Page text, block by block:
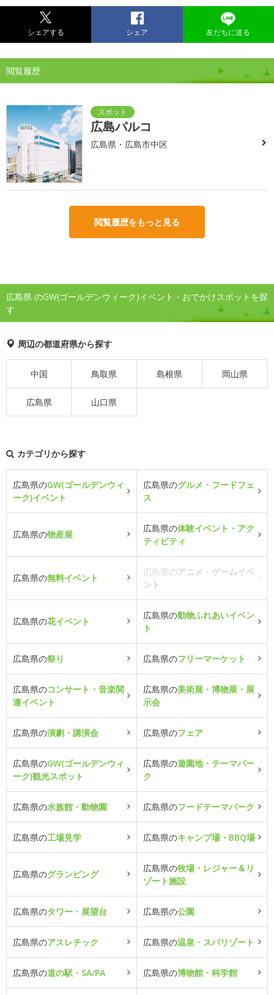
シェアする シェア 友だちに送る
閲覧履歴
広島パルコ
広島県・広島市中区
閲覧履歴をもっと見る
広島県 のGW(ゴールデンウィーク)イベント・おでかけスポットを探
す
周辺の都道府県から探す
中国 鳥取県 島根県 岡山県
広島県 山口県
カテゴリから探す
広島県のGW(ゴールデンウィ
ーク)イベント
広島県のグルメ・フードフェ
ス
広島県の物産展
広島県の体験イベント・アク
ティビティ
広島県の無料イベント
広島県のアニメ・ゲームイベ
ント
広島県の花イベント
広島県の動物ふれあいイベン
ト
広島県の祭り 広島県のフリーマーケット
広島県のコンサート・音楽関
連イベント
広島県の美術展・博物展・展
示会
広島県の演劇・講演会 広島県のフェア
広島県のGW(ゴールデンウィ
ーク)観光スポット
広島県の遊園地・テーマパー
ク
広島県の水族館・動物園 広島県のフードテーマパーク
広島県の工場見学 広島県のキャンプ場・BBQ場
広島県のグランピング
広島県の牧場・レジャー＆リ
ゾート施設
広島県のタワー・展望台 広島県の公園
広島県のアスレチック 広島県の温泉・スパリゾート
広島県の道の駅・SA/PA 広島県の博物館・科学館